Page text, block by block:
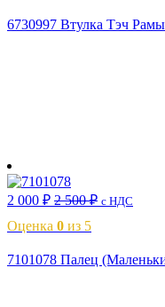
6730997 Втулка Тэч
2 000 ₽ 2 500₽ с НДС
Оценка 0 из 5
7101078 Палец